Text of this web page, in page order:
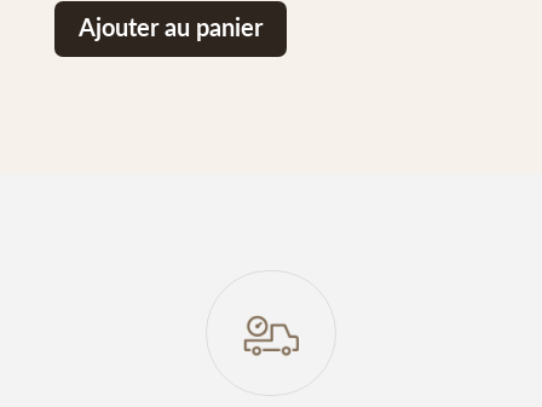
Ajouter au panier